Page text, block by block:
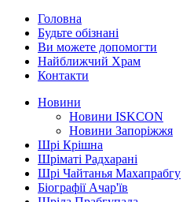
Головна
Будьте обізнані
Ви можете допомогти
Найближчий Храм
Контакти
Новини
Новини ISKCON
Новини Запоріжжя
Шрі Крішна
Шріматі Радхарані
Шрі Чайтанья Махапрабгу
Біографії Ачар'їв